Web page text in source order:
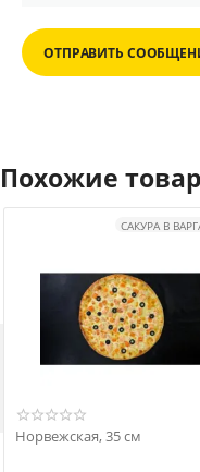
ОТПРАВИТЬ
Похожие
САКУРА В
Норвежская, 35 см